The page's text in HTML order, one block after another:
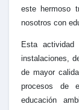
este hermoso
nosotros con
Esta
instalaciones,
de mayor
procesos de
educación